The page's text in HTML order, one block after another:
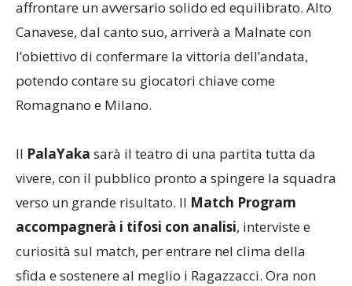
affrontare un avversario solido ed equilibrato. Alto
Canavese, dal canto suo, arriverà a Malnate con
l’obiettivo di confermare la vittoria dell’andata,
potendo contare su giocatori chiave come
Romagnano e Milano.
Il PalaYaka sarà il teatro di una partita tutta da
vivere, con il pubblico pronto a spingere la squadra
verso un grande risultato. Il Match Program
accompagnerà i tifosi con analisi, interviste e
curiosità sul match, per entrare nel clima della
sfida e sostenere al meglio i Ragazzacci. Ora non